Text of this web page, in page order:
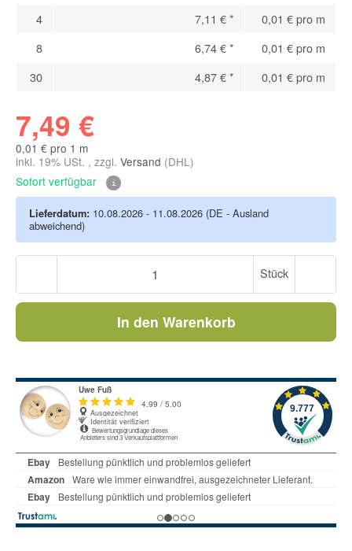
4 7,11 €*
0,01 € pro m
8
6,74 €*
0,01 € pro m
30
4,87 €* 0,01 € pro m
7,49 €
0,01 € pro 1 m
inkl. 19% USt. , zzgl. Versand (DHL)
Sofort verfügbar
Lieferdatum: 10.08.2026 - 11.08.2026 (DE - Ausland
abweichend)
Stück
In den Warenkorb